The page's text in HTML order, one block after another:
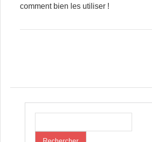
comment bien les utiliser !